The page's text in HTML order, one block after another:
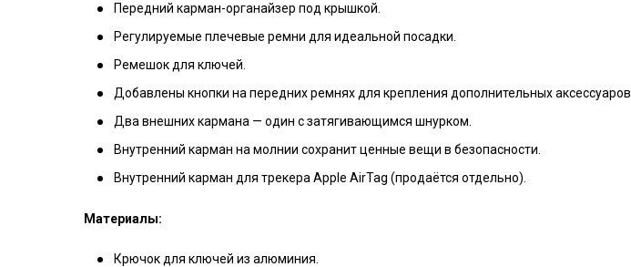
Передний карман-органайзер под крышкой.
Регулируемые плечевые ремни для идеальной посадки.
Ремешок для ключей.
Добавлены кнопки на передних ремнях для крепления дополнительных аксессуаров.
Два внешних кармана — один с затягивающимся шнурком.
Внутренний карман на молнии сохранит ценные вещи в безопасности.
Внутренний карман для трекера Apple AirTag (продаётся отдельно).
Материалы:
Крючок для ключей из алюминия.